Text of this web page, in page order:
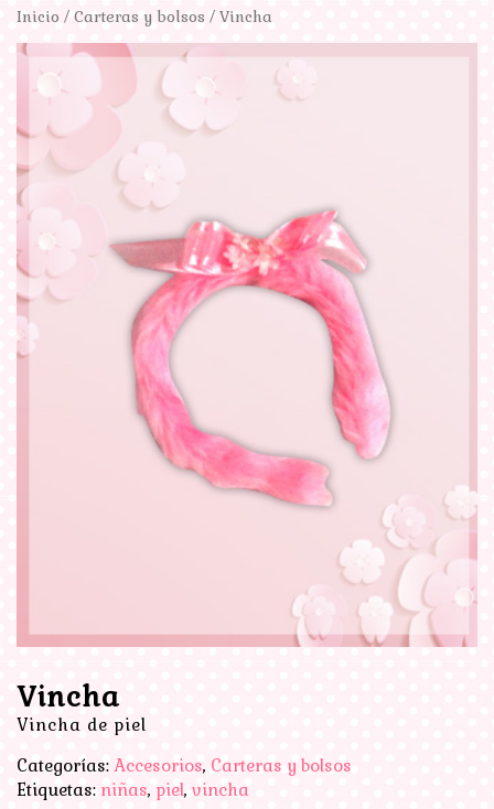
Inicio / Carteras y bolsos / Vincha
Vincha
Vincha de piel
Categorías: Accesorios, Carteras y bolsos
Etiquetas: niñas, piel, vincha